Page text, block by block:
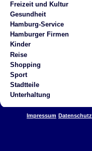
Freizeit und Kultur
Gesundheit
Hamburg-Service
Hamburger Firmen
Kinder
Reise
Shopping
Sport
Stadtteile
Unterhaltung
Impressum Datenschutz